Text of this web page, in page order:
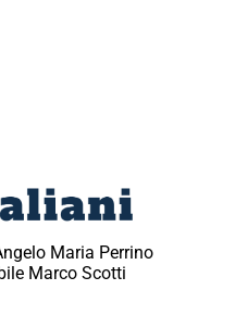
Maria Perrino
Marco Scotti